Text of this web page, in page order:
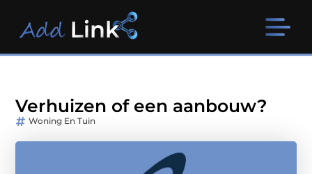
Verhuizen of een aanbouw?
Woning En Tuin